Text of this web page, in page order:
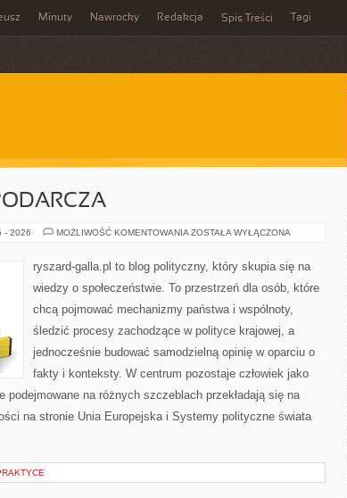
Minuty Nawrocky Redakcja Spis Treści Tagi
- 2026 MOŻLIWOŚĆ KOMENTOWANIA POLITYKA
ZOSTAŁA WYŁĄCZONA
ryszard-galla.pl to blog polityczny, który skupia się na
wiedzy o społeczeństwie. To przestrzeń dla osób, które
chcą pojmować mechanizmy państwa i wspólnoty,
śledzić procesy zachodzące w polityce krajowej, a
jednocześnie budować samodzielną opinię w oparciu o
fakty i konteksty. W centrum pozostaje człowiek jako
na różnych szczeblach przekładają się na
na stronie Unia Europejska i Systemy polityczne świata